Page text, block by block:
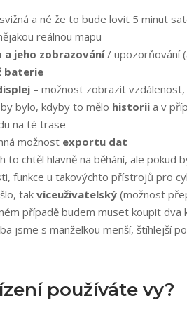
a né že to bude lovit 5 minut
reálnou mapu
a jeho zobrazování/ upozorňování
baterie
– možnost zobrazit
bylo, kdyby to mělo historii a v
na té trase
možnost exportu dat
to chtěl hlavně na běhání, ale pokud
funkce u takovýchto přístrojů pro
tak víceuživatelský (možnost
případě budem muset koupit dva
jsme s manželkou menší, štíhlejší
používáte vy?